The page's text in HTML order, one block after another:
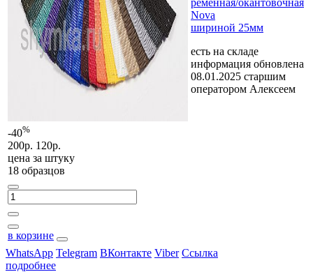
-40%
200р. 120р.
цена за штуку
18 образцов
в корзине
Nova
шириной 25мм
есть на складе
информация обновлена
08.01.2025 старшим
оператором Алексеем
WhatsApp Telegram ВКонтакте Viber Ссылка
подробнее